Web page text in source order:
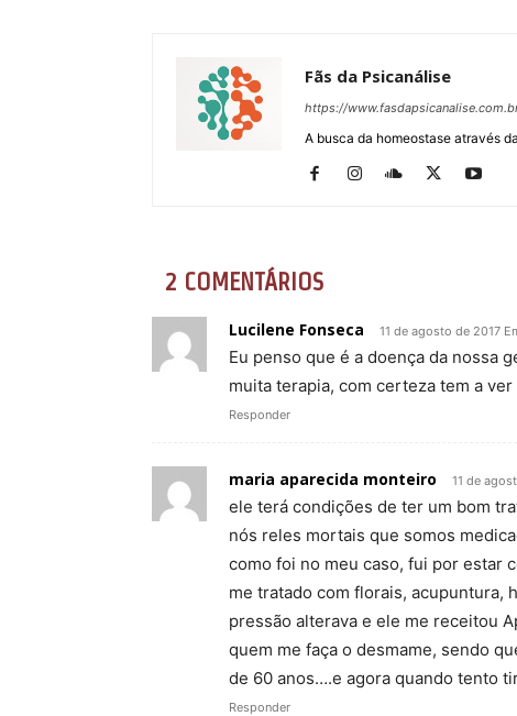
Fãs da Psicanálise
https://
A busca da homeostase através
2 COMENTÁRIOS
Lucilene Fonseca 11 de agosto de 2017
Eu penso que é a doença da nossa
muita terapia, com certeza tem a
Responder
maria aparecida monteiro 11 de
ele terá condições de ter um bom
nós reles mortais que somos
como foi no meu caso, fui por estar
me tratado com florais, acupuntura,
pressão alterava e ele me receitou
quem me faça o desmame, sendo
de 60 anos….e agora quando tento
Responder